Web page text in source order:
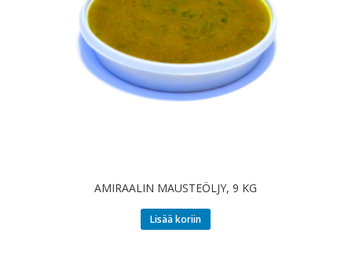
AMIRAALIN MAUSTEÖLJY, 9 KG
Lisää koriin